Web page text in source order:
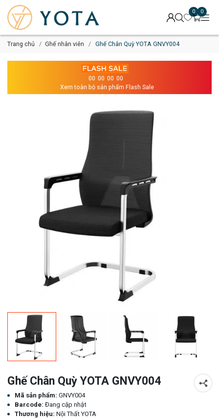
0 0
Trang chủ Ghế nhân viên Ghế Chân Quỳ YOTA GNVY004
00 00 00 00
Xem toàn bộ sản phẩm Flash Sale
Ghế Chân Quỳ YOTA GNVY004
Mã sản phẩm: GNVY004
Barcode: Đang cập nhật
Thương hiệu: Nội Thất YOTA